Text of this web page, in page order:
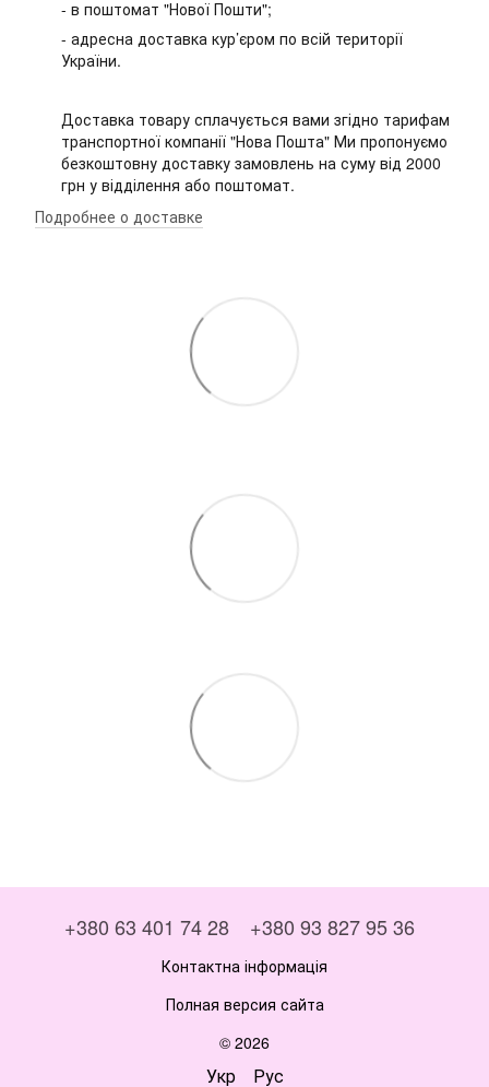
- в поштомат "Нової Пошти";
- адресна доставка кур’єром по всій території
України.
Доставка товару сплачується вами згідно тарифам
транспортної компанії "Нова Пошта" Ми пропонуємо
безкоштовну доставку замовлень на суму від 2000
грн у відділення або поштомат.
Подробнее о доставке
+380 63 401 74 28 +380 93 827 95 36
Контактна інформація
Полная версия сайта
© 2026
Укр Рус